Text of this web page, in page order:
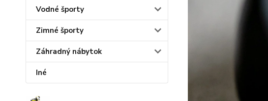
Vodné športy
Zimné športy
Záhradný nábytok
Iné